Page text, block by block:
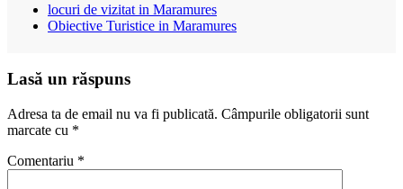
locuri de vizitat in Maramures
Obiective Turistice in Maramures
Lasă un răspuns
Adresa ta de email nu va fi publicată. Câmpurile obligatorii sunt
marcate cu *
Comentariu *